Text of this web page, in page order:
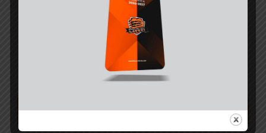
NAJAVE I REZULTATI
SVE UTAKMICE